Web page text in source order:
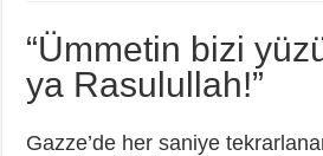
“Ümmetin bizi
ya Rasulullah!”
Gazze’de her saniye